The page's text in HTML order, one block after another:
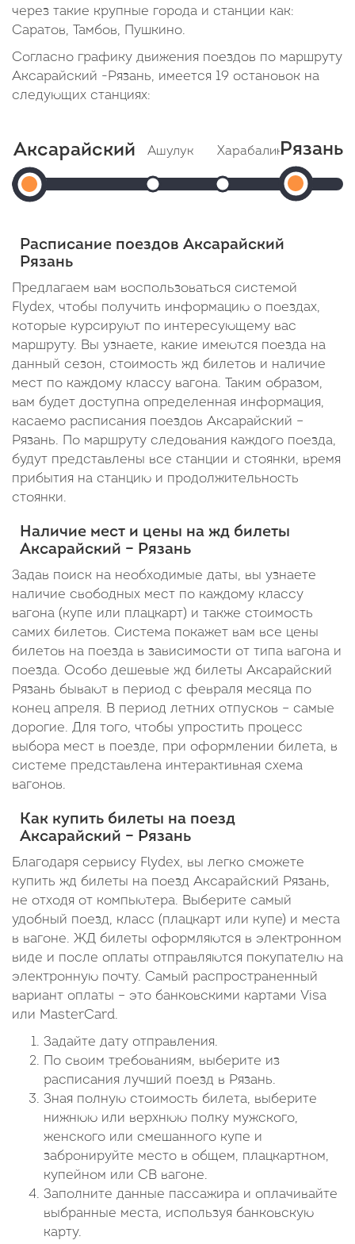
через такие крупные города и станции как:
Саратов, Тамбов, Пушкино.
Согласно графику движения поездов по маршруту
Аксарайский -Рязань, имеется 19 остановок на
следующих станциях:
Аксарайский
Аксарайский
(Аксарайская)
23:40
Ашулук
Прибытие: 00:44
В пути: 1 час 4 минуты
Харабалинская
Прибытие: 01:02
Отправление: 01:04
В пути: 1 час 22 минуты
Рязань
2
В
пути:
23
часа
20
минут
Расписание поездов Аксарайский
Рязань
Предлагаем вам воспользоваться системой
Flydex, чтобы получить информацию о поездах,
которые курсируют по интересующему вас
маршруту. Вы узнаете, какие имеются поезда на
данный сезон, стоимость жд билетов и наличие
мест по каждому классу вагона. Таким образом,
вам будет доступна определенная информация,
касаемо расписания поездов Аксарайский –
Рязань. По маршруту следования каждого поезда,
будут представлены все станции и стоянки, время
прибытия на станцию и продолжительность
стоянки.
Наличие мест и цены на жд билеты
Аксарайский – Рязань
Задав поиск на необходимые даты, вы узнаете
наличие свободных мест по каждому классу
вагона (купе или плацкарт) и также стоимость
самих билетов. Система покажет вам все цены
билетов на поезда в зависимости от типа вагона и
поезда. Особо дешевые жд билеты Аксарайский
Рязань бывают в период с февраля месяца по
конец апреля. В период летних отпусков – самые
дорогие. Для того, чтобы упростить процесс
выбора мест в поезде, при оформлении билета, в
системе представлена интерактивная схема
вагонов.
Как купить билеты на поезд
Аксарайский – Рязань
Благодаря сервису Flydex, вы легко сможете
купить жд билеты на поезд Аксарайский Рязань,
не отходя от компьютера. Выберите самый
удобный поезд, класс (плацкарт или купе) и места
в вагоне. ЖД билеты оформляются в электронном
виде и после оплаты отправляются покупателю на
электронную почту. Самый распространенный
вариант оплаты – это банковскими картами Visa
или MasterCard.
Задайте дату отправления.
По своим требованиям, выберите из
расписания лучший поезд в Рязань.
Зная полную стоимость билета, выберите
нижнюю или верхнюю полку мужского,
женского или смешанного купе и
забронируйте место в общем, плацкартном,
купейном или СВ вагоне.
Заполните данные пассажира и оплачивайте
выбранные места, используя банковскую
карту.